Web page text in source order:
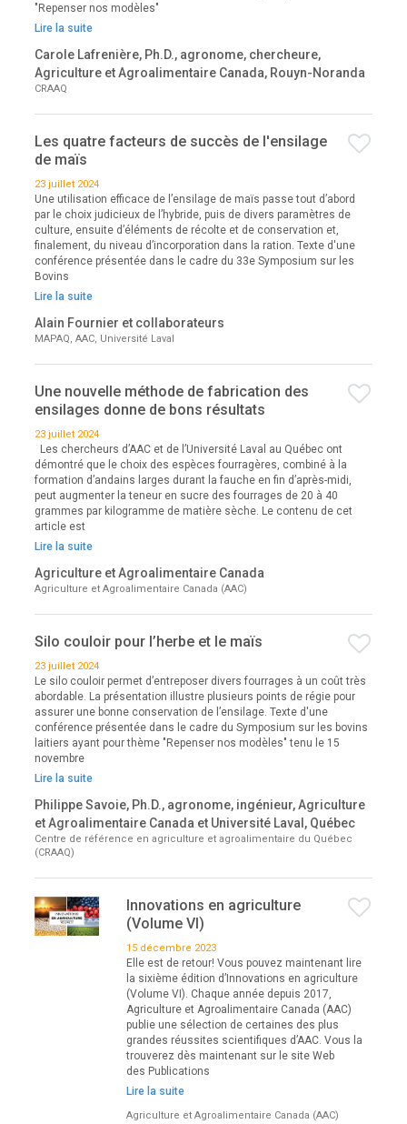
"Repenser nos modèles"
Lire la suite
Carole Lafrenière, Ph.D., agronome, chercheure,
Agriculture et Agroalimentaire Canada, Rouyn-Noranda
CRAAQ
Les quatre facteurs de succès de l'ensilage
de maïs
23 juillet 2024
Une utilisation efficace de l’ensilage de maïs passe tout d’abord
par le choix judicieux de l’hybride, puis de divers paramètres de
culture, ensuite d’éléments de récolte et de conservation et,
finalement, du niveau d’incorporation dans la ration. Texte d'une
conférence présentée dans le cadre du 33e Symposium sur les
Bovins
Lire la suite
Alain Fournier et collaborateurs
MAPAQ, AAC, Université Laval
Une nouvelle méthode de fabrication des
ensilages donne de bons résultats
23 juillet 2024
Les chercheurs d’AAC et de l’Université Laval au Québec ont
démontré que le choix des espèces fourragères, combiné à la
formation d’andains larges durant la fauche en fin d’après-midi,
peut augmenter la teneur en sucre des fourrages de 20 à 40
grammes par kilogramme de matière sèche. Le contenu de cet
article est
Lire la suite
Agriculture et Agroalimentaire Canada
Agriculture et Agroalimentaire Canada (AAC)
Silo couloir pour l’herbe et le maïs
23 juillet 2024
Le silo couloir permet d’entreposer divers fourrages à un coût très
abordable. La présentation illustre plusieurs points de régie pour
assurer une bonne conservation de l’ensilage. Texte d'une
conférence présentée dans le cadre du Symposium sur les bovins
laitiers ayant pour thème "Repenser nos modèles" tenu le 15
novembre
Lire la suite
Philippe Savoie, Ph.D., agronome, ingénieur, Agriculture
et Agroalimentaire Canada et Université Laval, Québec
Centre de référence en agriculture et agroalimentaire du Québec
(CRAAQ)
Innovations en agriculture
(Volume VI)
15 décembre 2023
Elle est de retour! Vous pouvez maintenant lire
la sixième édition d’Innovations en agriculture
(Volume VI). Chaque année depuis 2017,
Agriculture et Agroalimentaire Canada (AAC)
publie une sélection de certaines des plus
grandes réussites scientifiques d’AAC. Vous la
trouverez dès maintenant sur le site Web
des Publications
Lire la suite
Agriculture et Agroalimentaire Canada (AAC)